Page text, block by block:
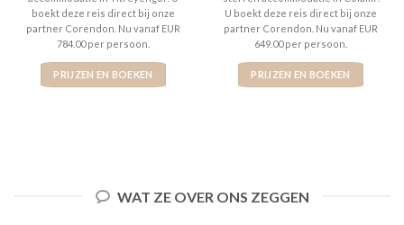
boekt deze reis direct bij onze
partner Corendon. Nu vanaf EUR
784.00 per persoon.
PRIJZEN EN BOEKEN
U boekt deze reis direct bij onze
partner Corendon. Nu vanaf EUR
649.00 per persoon.
PRIJZEN EN BOEKEN
WAT ZE OVER ONS ZEGGEN